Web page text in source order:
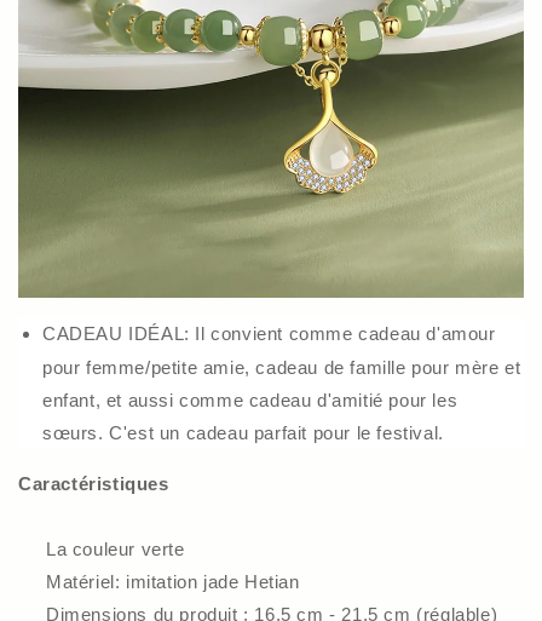
CADEAU IDÉAL: Il convient comme cadeau d'amour
pour femme/petite amie, cadeau de famille pour mère et
enfant, et aussi comme cadeau d'amitié pour les
sœurs. C'est un cadeau parfait pour le festival.
Caractéristiques
La couleur verte
Matériel: imitation jade Hetian
Dimensions du produit : 16,5 cm - 21,5 cm (réglable)